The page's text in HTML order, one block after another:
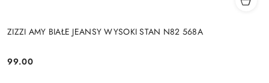
ZIZZI AMY BIAŁE JEANSY WYSOKI STAN N82 568A
Cena:
99.00